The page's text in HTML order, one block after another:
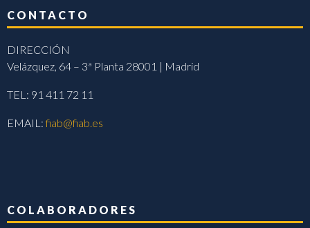
CONTACTO
DIRECCIÓN
Velázquez, 64 – 3ª Planta 28001 | Madrid
TEL: 91 411 72 11
EMAIL:fiab@fiab.es
COLABORADORES